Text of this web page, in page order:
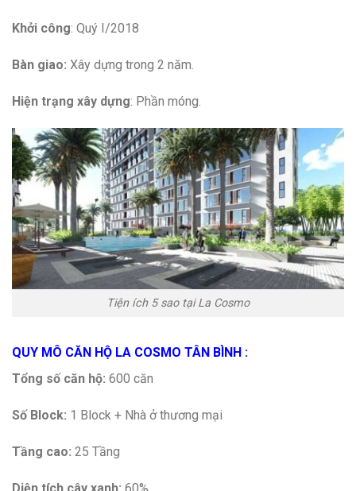
Khởi công: Quý I/2018
Bàn giao: Xây dựng trong 2 năm.
Hiện trạng xây dựng: Phần móng.
Tiện ích 5 sao tại La Cosmo
QUY MÔ CĂN HỘ LA COSMO TÂN BÌNH :
Tổng số căn hộ: 600 căn
Số Block: 1 Block + Nhà ở thương mại
Tầng cao: 25 Tầng
Diện tích cây xanh: 60%